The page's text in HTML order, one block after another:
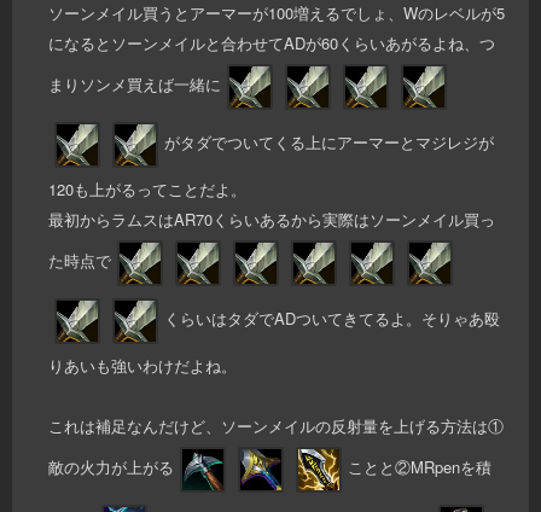
ソーンメイル買うとアーマーが100増えるでしょ、Wのレベルが5
になるとソーンメイルと合わせてADが60くらいあがるよね、つ
まりソンメ買えば一緒に
がタダでついてくる上にアーマーとマジレジが
120も上がるってことだよ。
最初からラムスはAR70くらいあるから実際はソーンメイル買っ
た時点で
くらいはタダでADついてきてるよ。そりゃあ殴
りあいも強いわけだよね。
これは補足なんだけど、ソーンメイルの反射量を上げる方法は①
敵の火力が上がる
ことと②MRpenを積